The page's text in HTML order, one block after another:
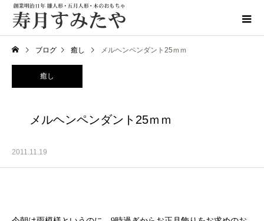
ブログ 癒し メルヘンペンダント25ｍｍ
癒し
メルヘンペンダント25ｍｍ
2011.11.19